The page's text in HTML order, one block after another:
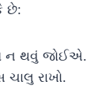
છે:
ન થવું જોઈએ.
ચાલુ રાખો.